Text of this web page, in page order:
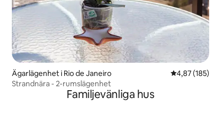
Ägarlägenhet i Rio de Janeiro 4,87 av 5 i
4,87 (185)
Strandnära - 2-rumslägenhet
Familjevänliga hus